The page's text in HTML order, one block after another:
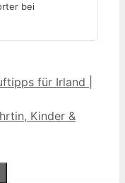
bei
für Irland |
Kinder &